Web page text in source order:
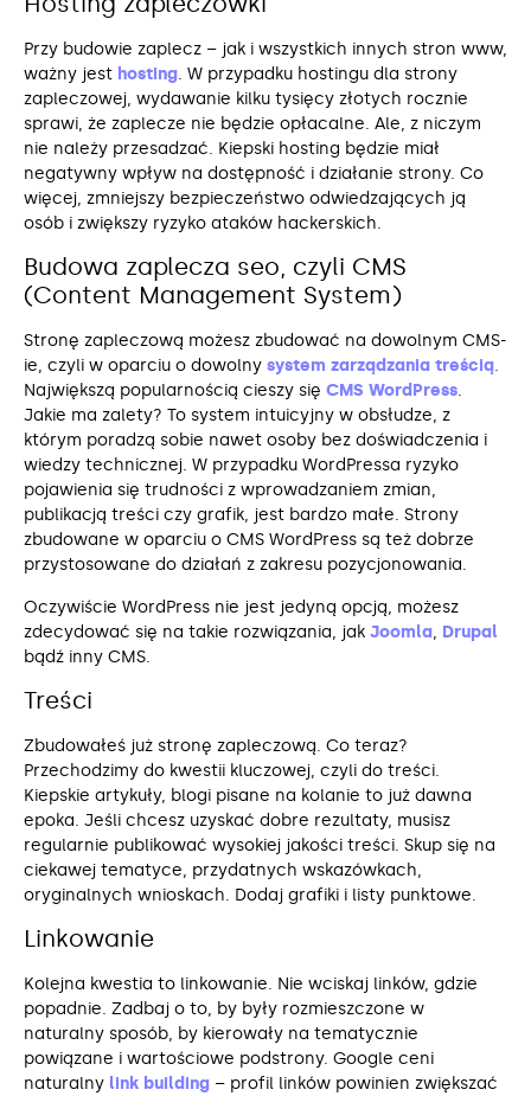
Przy budowie zaplecz – jak i wszystkich innych stron www,
ważny jest hosting. W przypadku hostingu dla strony
zapleczowej, wydawanie kilku tysięcy złotych rocznie
sprawi, że zaplecze nie będzie opłacalne. Ale, z niczym
nie należy przesadzać. Kiepski hosting będzie miał
negatywny wpływ na dostępność i działanie strony. Co
więcej, zmniejszy bezpieczeństwo odwiedzających ją
osób i zwiększy ryzyko ataków hackerskich.
Budowa zaplecza seo, czyli CMS
(Content Management System)
Stronę zapleczową możesz zbudować na dowolnym CMS-
ie, czyli w oparciu o dowolny system zarządzania treścią.
Największą popularnością cieszy się CMS WordPress.
Jakie ma zalety? To system intuicyjny w obsłudze, z
którym poradzą sobie nawet osoby bez doświadczenia i
wiedzy technicznej. W przypadku WordPressa ryzyko
pojawienia się trudności z wprowadzaniem zmian,
publikacją treści czy grafik, jest bardzo małe. Strony
zbudowane w oparciu o CMS WordPress są też dobrze
przystosowane do działań z zakresu pozycjonowania.
Oczywiście WordPress nie jest jedyną opcją, możesz
zdecydować się na takie rozwiązania, jak Joomla, Drupal
bądź inny CMS.
Treści
Zbudowałeś już stronę zapleczową. Co teraz?
Przechodzimy do kwestii kluczowej, czyli do treści.
Kiepskie artykuły, blogi pisane na kolanie to już dawna
epoka. Jeśli chcesz uzyskać dobre rezultaty, musisz
regularnie publikować wysokiej jakości treści. Skup się na
ciekawej tematyce, przydatnych wskazówkach,
oryginalnych wnioskach. Dodaj grafiki i listy punktowe.
Linkowanie
Kolejna kwestia to linkowanie. Nie wciskaj linków, gdzie
popadnie. Zadbaj o to, by były rozmieszczone w
naturalny sposób, by kierowały na tematycznie
powiązane i wartościowe podstrony. Google ceni
naturalny link building – profil linków powinien zwiększać